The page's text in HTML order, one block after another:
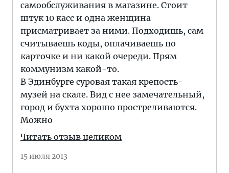
самообслуживания в магазине. Стоит
штук 10 касс и одна женщина
присматривает за ними. Подходишь, сам
считываешь коды, оплачиваешь по
карточке и ни какой очереди. Прям
коммунизм какой-то.
В Эдинбурге суровая такая крепость-
музей на скале. Вид с нее замечательный,
город и бухта хорошо простреливаются.
Можно
Читать отзыв целиком
15 июля 2013